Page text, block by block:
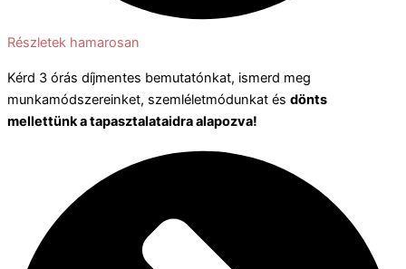
Részletek hamarosan
Kérd 3 órás díjmentes bemutatónkat, ismerd meg
munkamódszereinket, szemléletmódunkat és dönts
mellettünk a tapasztalataidra alapozva!